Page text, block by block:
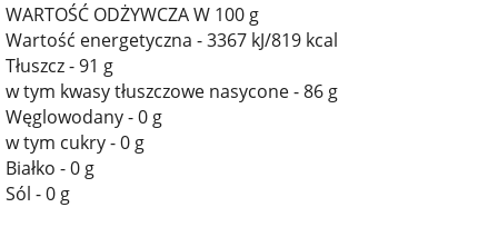
WARTOŚĆ ODŻYWCZA W 100 g
Wartość energetyczna - 3367 kJ/819 kcal
Tłuszcz - 91 g
w tym kwasy tłuszczowe nasycone - 86 g
Węglowodany - 0 g
w tym cukry - 0 g
Białko - 0 g
Sól - 0 g